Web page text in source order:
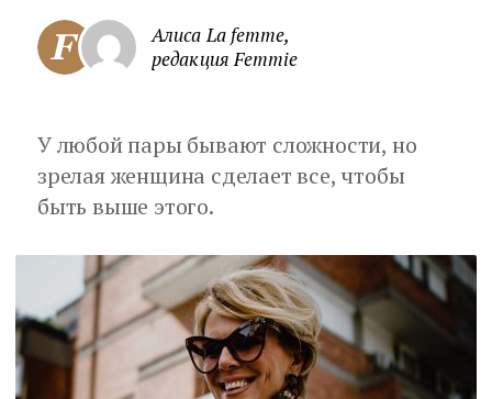
Алиса La femme,
редакция Femmie
У любой пары бывают сложности, но
зрелая женщина сделает все, чтобы
быть выше этого.